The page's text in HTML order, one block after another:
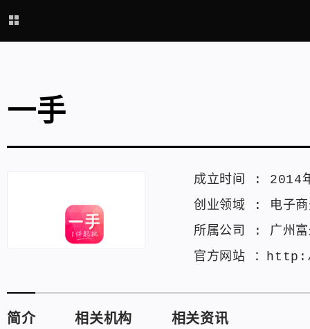
一手
成立时间 : 2014
创业领域 :
电子
所属公司 : 广州
官方网站 ：
简介 相关机构 相关资讯